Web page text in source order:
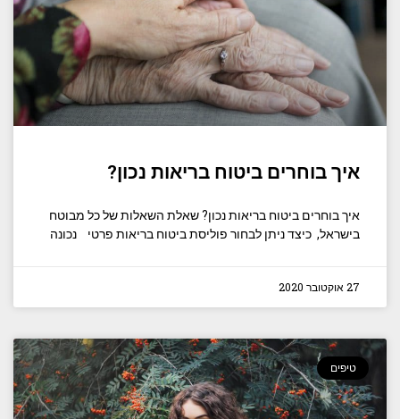
איך בוחרים ביטוח בריאות נכון?
איך בוחרים ביטוח בריאות נכון? שאלת השאלות של כל מבוטח
בישראל, כיצד ניתן לבחור פוליסת ביטוח בריאות פרטי נכונה
27 אוקטובר 2020
טיפים